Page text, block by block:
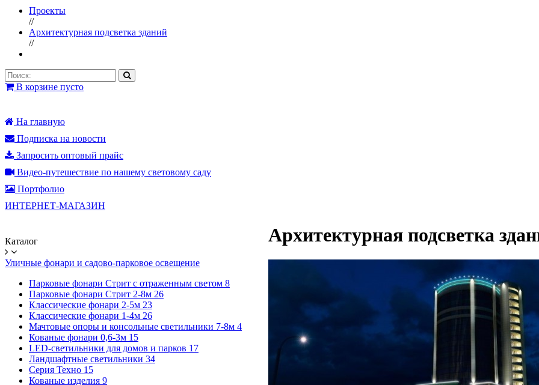
Проекты
//
Архитектурная подсветка зданий
//
В корзине пусто
На главную
Подписка на новости
Запросить оптовый прайс
Видео-путешествие по нашему световому саду
Портфолио
ИНТЕРНЕТ-МАГАЗИН
Каталог
Уличные фонари и садово-парковое освещение
Парковые фонари Стрит с отраженным светом 8
Парковые фонари Стрит 2-8м 26
Классические фонари 2-5м 23
Классические фонари 1-4м 26
Мачтовые опоры и консольные светильники 7-8м 4
Кованые фонари 0,6-3м 15
LED-светильники для домов и парков 17
Ландшафтные светильники 34
Серия Техно 15
Кованые изделия 9
Архитектурная подсветка